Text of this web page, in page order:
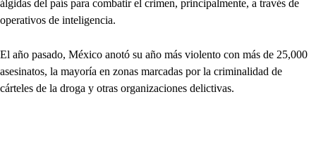
álgidas del país para combatir el crimen, principalmente, a través de
operativos de inteligencia.
El año pasado, México anotó su año más violento con más de 25,000
asesinatos, la mayoría en zonas marcadas por la criminalidad de
cárteles de la droga y otras organizaciones delictivas.